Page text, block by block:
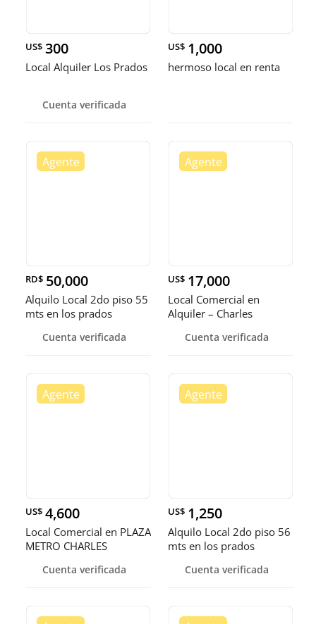
US$ 300
Local Alquiler Los Prados
Cuenta verificada
US$ 1,000
hermoso local en renta
RD$ 50,000
Alquilo Local 2do piso 55
mts en los prados
Cuenta verificada
US$ 17,000
Local Comercial en
Alquiler – Charles
Cuenta verificada
US$ 4,600
Local Comercial en PLAZA
METRO CHARLES
Cuenta verificada
US$ 1,250
Alquilo Local 2do piso 56
mts en los prados
Cuenta verificada